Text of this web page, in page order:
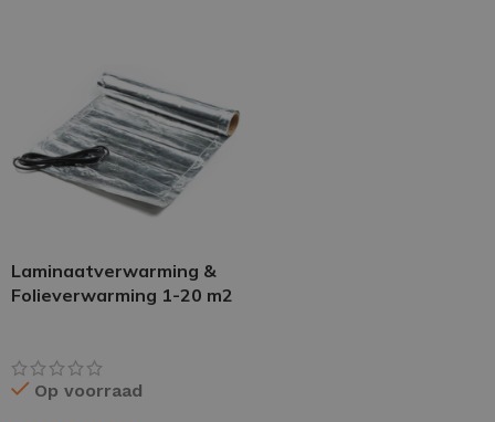
Laminaatverwarming &
Folieverwarming 1-20 m2
Op voorraad